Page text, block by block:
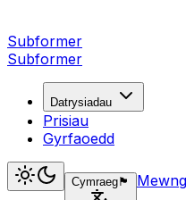
Subformer
Subformer
Datrysiadau
Prisiau
Gyrfaoedd
Cymraeg 🏴󠁧󠁢󠁷󠁬󠁳󠁿